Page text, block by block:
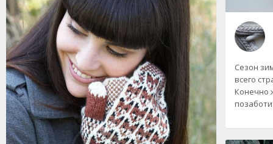
Сезон
всего
Конечно